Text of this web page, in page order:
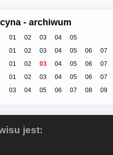
- archiwum
01 02 03 04
05
01 02 03 04 05 06
07
01 02 03 04 05 06
07
01 02 03 04 05 06
07
03 04 05 06 07 08 09
jest: